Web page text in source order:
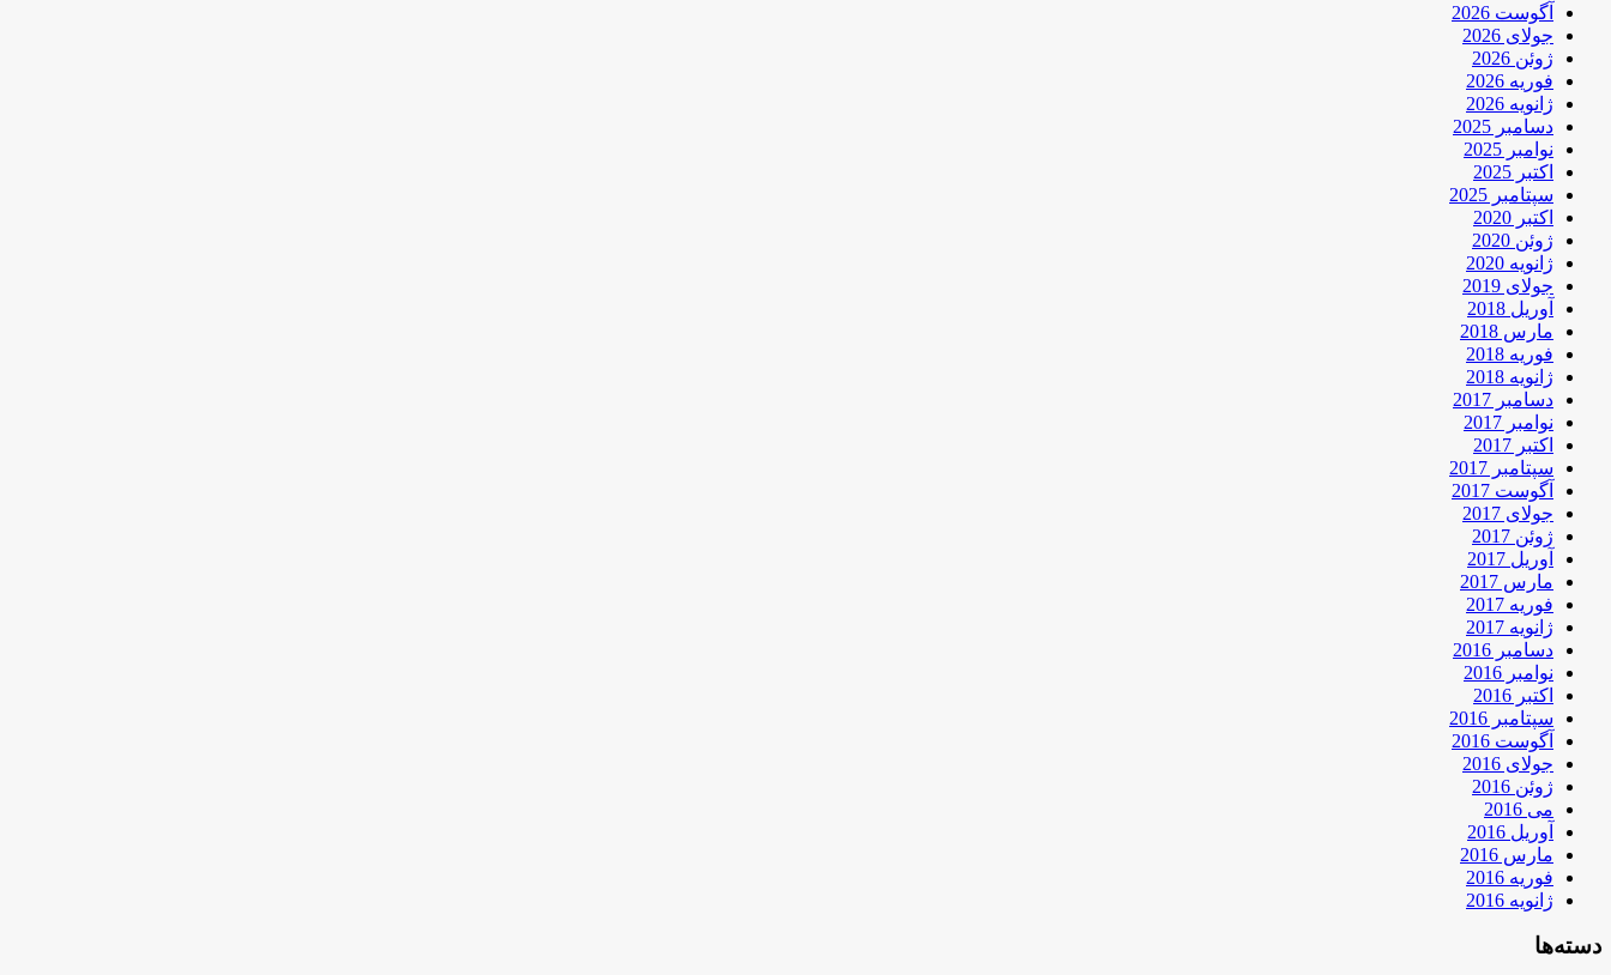
آگوست 2026
جولای 2026
ژوئن 2026
فوریه 2026
ژانویه 2026
دسامبر 2025
نوامبر 2025
اکتبر 2025
سپتامبر 2025
اکتبر 2020
ژوئن 2020
ژانویه 2020
جولای 2019
آوریل 2018
مارس 2018
فوریه 2018
ژانویه 2018
دسامبر 2017
نوامبر 2017
اکتبر 2017
سپتامبر 2017
آگوست 2017
جولای 2017
ژوئن 2017
آوریل 2017
مارس 2017
فوریه 2017
ژانویه 2017
دسامبر 2016
نوامبر 2016
اکتبر 2016
سپتامبر 2016
آگوست 2016
جولای 2016
ژوئن 2016
می 2016
آوریل 2016
مارس 2016
فوریه 2016
ژانویه 2016
دسته‌ها